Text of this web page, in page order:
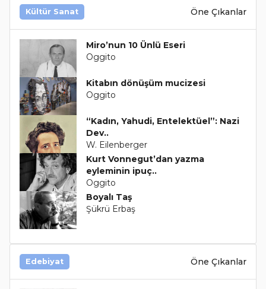
Kültür Sanat Öne Çıkanlar
Miro’nun 10 Ünlü Eseri
Oggito
Kitabın dönüşüm mucizesi
Oggito
“Kadın, Yahudi, Entelektüel”: Nazi
Dev..
W. Eilenberger
Kurt Vonnegut’dan yazma
eyleminin ipuç..
Oggito
Boyalı Taş
Şükrü Erbaş
Edebiyat Öne Çıkanlar